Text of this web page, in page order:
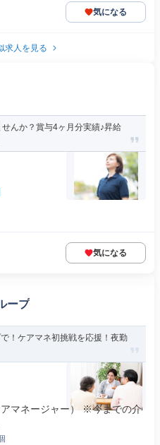
気になる
求人を見る
んか？賞与4ヶ月分実績♪昇給
気になる
ープ
！ケアマネ初挑戦を応援！夜勤
マネージャー） ※今までの介